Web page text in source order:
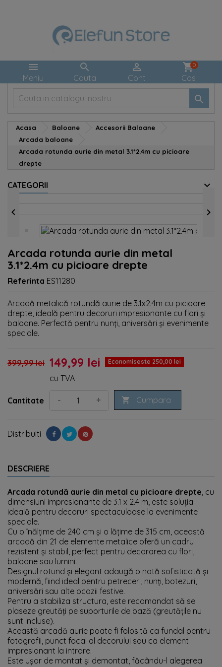

Meniu

Cauta

Cont
shopping_cart
Cos
0

Acasa Baloane
Accesorii Baloane
Arcada baloane
Arcada rotunda aurie din metal 3.1*2.4m cu picioare
drepte
CATEGORII
 
Arcada rotunda aurie din metal
3.1*2.4m cu picioare drepte
Referinta ES11280
Arcadă metalică rotundă aurie de 3.1x2.4m cu picioare
drepte, ideală pentru decoruri impresionante cu flori și
baloane. Perfectă pentru nunți, aniversări și evenimente
speciale.
399,99 lei 149,99 lei Economiseste 250,00 lei
cu TVA
Cantitate - +  Cumpara
Distribuiti
DESCRIERE
Arcada rotundă aurie din metal cu picioare drepte , cu
dimensiuni impresionante de 3.1 x 2.4 m, este soluția
ideală pentru decoruri spectaculoase la evenimente
speciale.
Cu o înălțime de 240 cm și o lățime de 315 cm, această
arcadă din 21 de elemente metalice oferă un cadru
rezistent și stabil, perfect pentru decorarea cu flori,
baloane sau lumini.
Designul rotund și elegant adaugă o notă sofisticată și
modernă, fiind ideal pentru petreceri, nunți, botezuri,
aniversări sau alte ocazii festive.
Pentru a stabiliza structura, este recomandat să se
plaseze greutăți pe suporturile de bază (greutățile nu
sunt incluse).
Această arcadă aurie poate fi folosită ca fundal pentru
fotografii, punct focal al decorului sau ca element
impresionant la intrare.
Este ușor de montat și demontat, făcându-l alegerea